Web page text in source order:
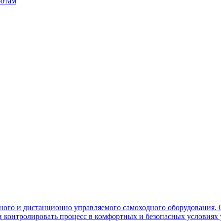
и дистанционно управляемого самоходного
процесс в комфортных и безопасных условиях